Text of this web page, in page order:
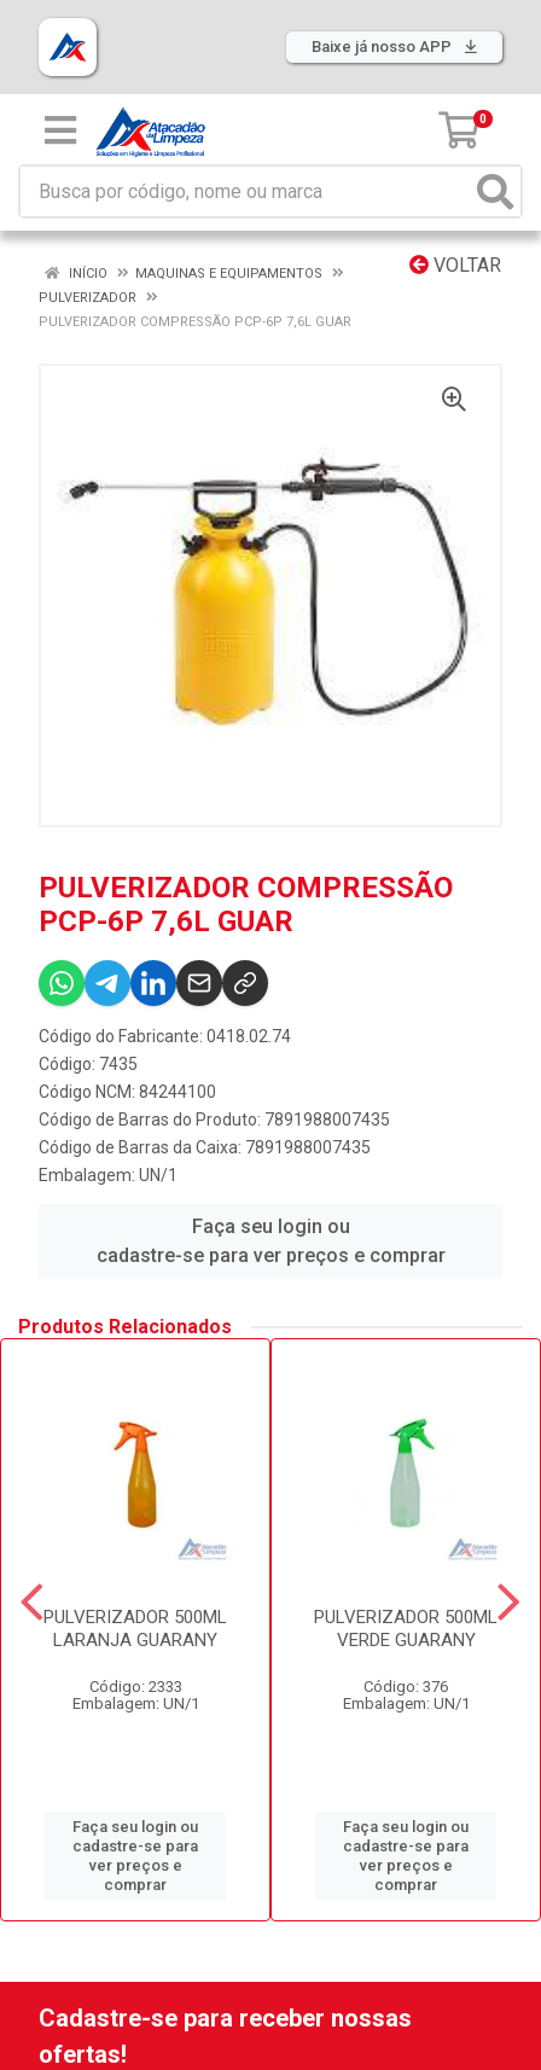
Baixe já nosso APP
0
VOLTAR
INÍCIO
MAQUINAS E EQUIPAMENTOS
PULVERIZADOR
PULVERIZADOR COMPRESSÃO PCP-6P 7,6L GUAR
PULVERIZADOR COMPRESSÃO
PCP-6P 7,6L GUAR
Código do Fabricante: 0418.02.74
Código: 7435
Código NCM: 84244100
Código de Barras do Produto: 7891988007435
Código de Barras da Caixa: 7891988007435
Embalagem: UN/1
Faça seu login ou
cadastre-se para ver preços e comprar
Produtos Relacionados
PULVERIZADOR 500ML
LARANJA GUARANY
Código: 2333
Embalagem: UN/1
Faça seu login ou
cadastre-se para
ver preços e
comprar
PULVERIZADOR 500ML
VERDE GUARANY
Código: 376
Embalagem: UN/1
Faça seu login ou
cadastre-se para
ver preços e
comprar
Cadastre-se para receber nossas
ofertas!